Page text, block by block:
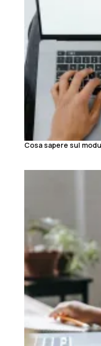
Cosa sapere sul